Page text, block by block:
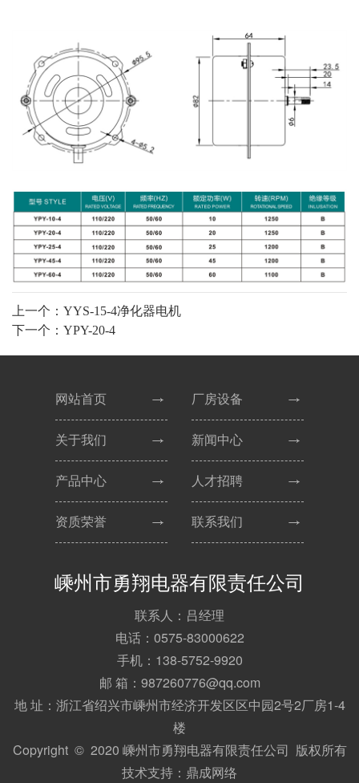
上一个：YYS-15-4净化器电机
下一个：YPY-20-4
嵊州市勇翔电器有限责任公司
联系人：吕经理
电话：0575-83000622
手机：138-5752-9920
邮 箱：987260776@qq.com
地 址：浙江省绍兴市嵊州市经济开发区区中园2号2厂房1-4
楼
Copyright © 2020 嵊州市勇翔电器有限责任公司 版权所有
技术支持： 鼎成网络
网站首页
关于我们
产品中心
资质荣誉
厂房设备
新闻中心
人才招聘
联系我们